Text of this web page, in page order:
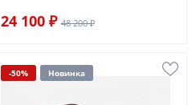
24 100 ₽ 48 200 ₽
-50% Новинка